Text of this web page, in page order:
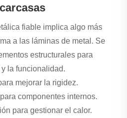
fiable implica algo más
a las láminas de metal. Se
estructurales para
la funcionalidad.
mejorar la rigidez.
componentes internos.
para gestionar el calor.